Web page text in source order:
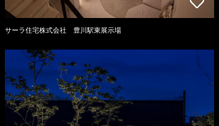
サーラ住宅株式会社 豊川駅東展示場